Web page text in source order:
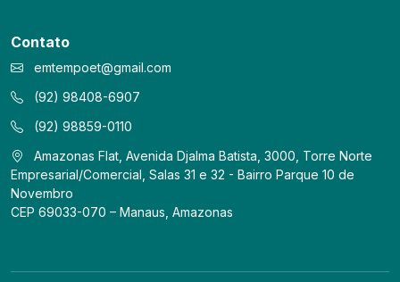
Contato
emtempoet@gmail.com
(92) 98408-6907
(92) 98859-0110
Amazonas Flat, Avenida Djalma Batista, 3000, Torre Norte
Empresarial/Comercial, Salas 31 e 32 - Bairro Parque 10 de
Novembro
CEP 69033-070 – Manaus, Amazonas